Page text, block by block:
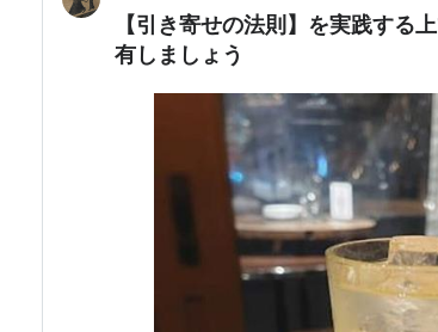
【引き寄せの法則】を実践する
有しましょう